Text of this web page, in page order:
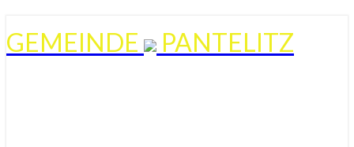
GEMEINDE PANTELITZ